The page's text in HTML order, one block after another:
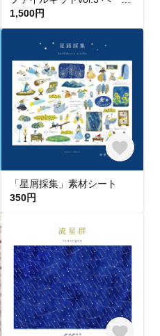
1,500円
「星屑採集」素材シート
350円